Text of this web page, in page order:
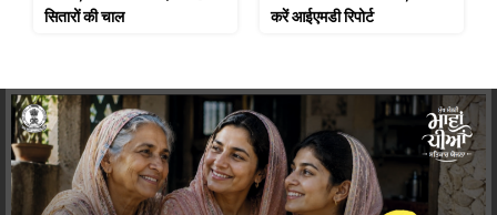
सितारों की चाल
करें आईएमडी रिपोर्ट